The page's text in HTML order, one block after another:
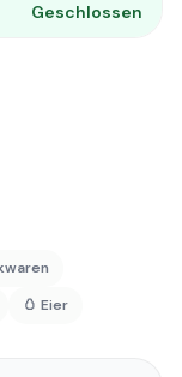
Geschlossen
🥚 Eier